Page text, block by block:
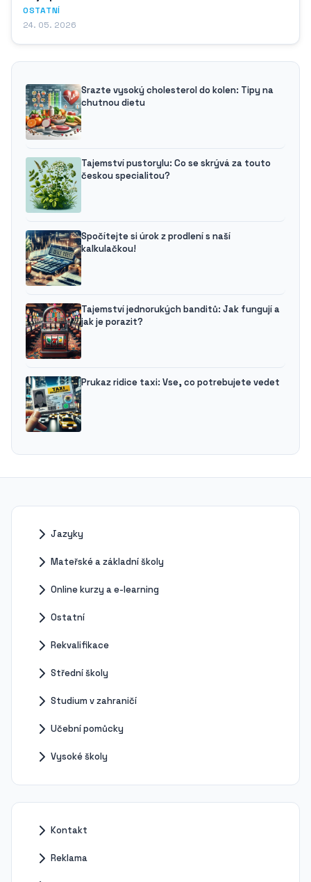
OSTATNÍ
24. 05. 2026
Srazte vysoký cholesterol do kolen: Tipy na
chutnou dietu
Tajemství pustorylu: Co se skrývá za touto
českou specialitou?
Spočítejte si úrok z prodlení s naší
kalkulačkou!
Tajemství jednorukých banditů: Jak fungují a
jak je porazit?
Prukaz ridice taxi: Vse, co potrebujete vedet
Jazyky
Mateřské a základní školy
Online kurzy a e-learning
Ostatní
Rekvalifikace
Střední školy
Studium v zahraničí
Učební pomůcky
Vysoké školy
Kontakt
Reklama